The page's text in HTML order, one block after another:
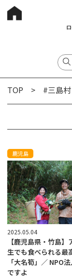
TOP > #三島村
鹿児島
2025.05.04
【鹿児島県・竹島】
生でも食べられる最
「大名筍」／ NPO
ですよ